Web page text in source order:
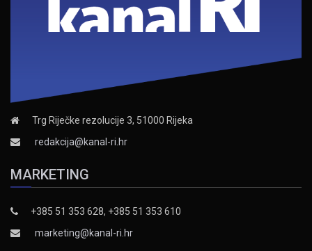
Trg Riječke rezolucije 3, 51000 Rijeka
redakcija@kanal-ri.hr
MARKETING
+385 51 353 628, +385 51 353 610
marketing@kanal-ri.hr